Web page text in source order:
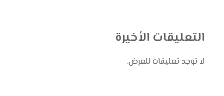
التعليقات الأخيرة
لا توجد تعليقات للعرض.